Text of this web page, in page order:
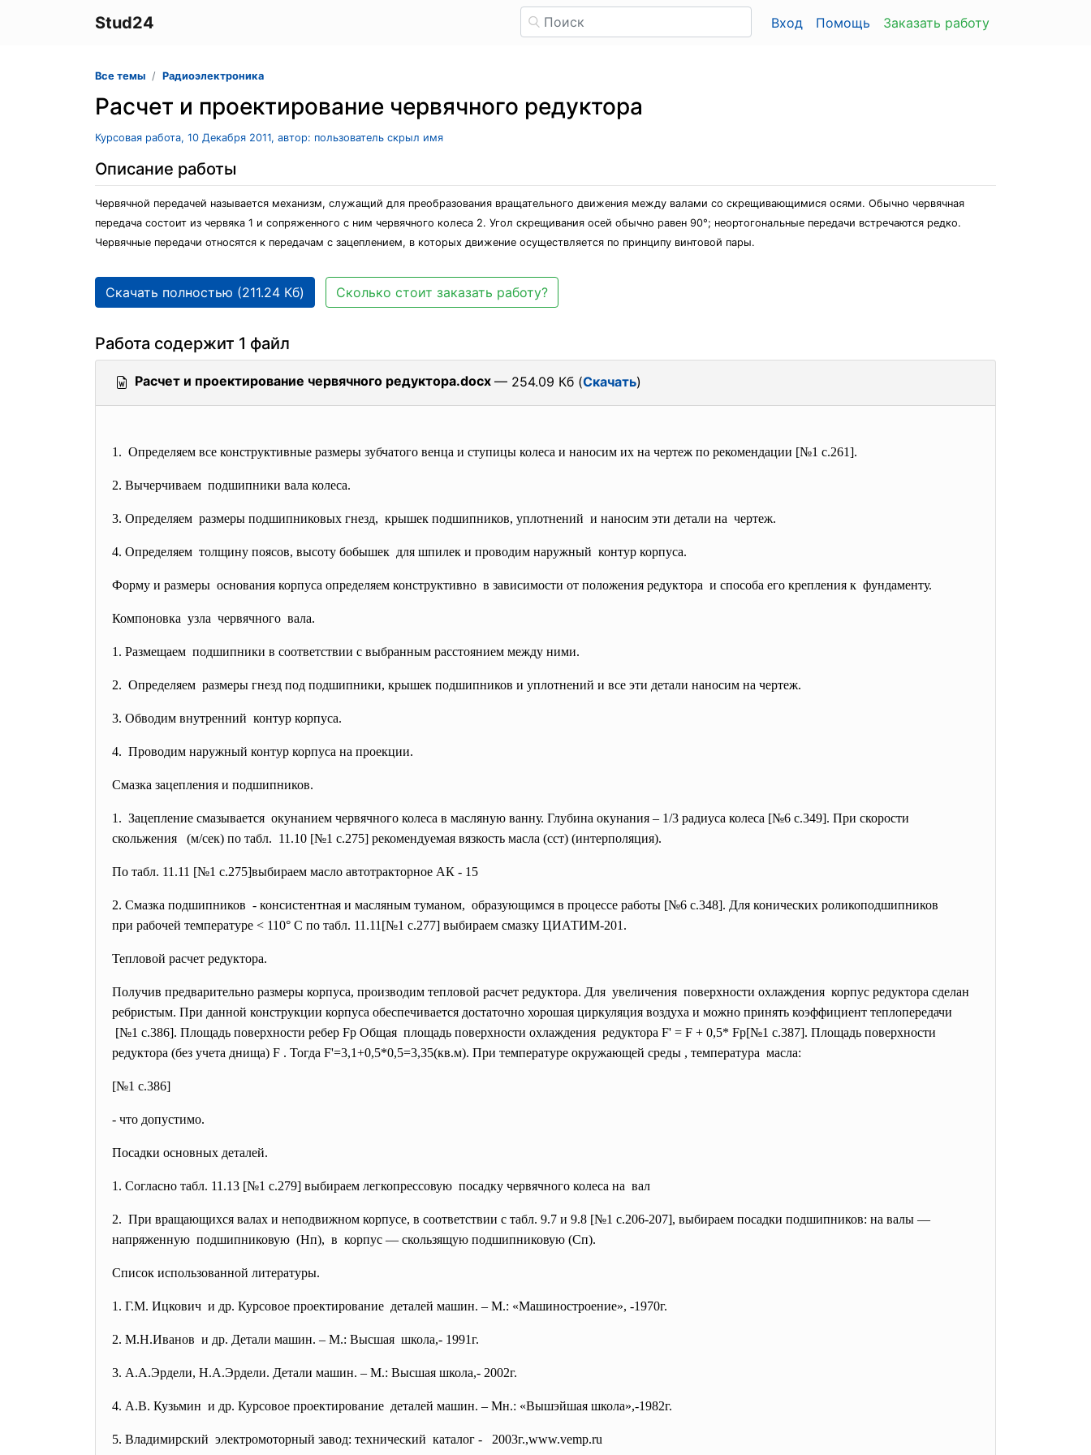
Stud24 Вход Помощь Заказать работу
Все темы Радиоэлектроника
Расчет и проектирование червячного редуктора
Курсовая работа, 10 Декабря 2011, автор: пользователь скрыл имя
Описание работы
Червячной передачей называется механизм, служащий для преобразования вращательного движения между валами со скрещивающимися осями. Обычно червячная
передача состоит из червяка 1 и сопряженного с ним червячного колеса 2. Угол скрещивания осей обычно равен 90°; неортогональные передачи встречаются редко.
Червячные передачи относятся к передачам с зацеплением, в которых движение осуществляется по принципу винтовой пары.
Скачать полностью (211.24 Кб) Сколько стоит заказать работу?
Работа содержит 1 файл
Расчет и проектирование червячного редуктора.docx — 254.09 Кб (Скачать)
1. Определяем все конструктивные размеры зубчатого венца и ступицы колеса и наносим их на чертеж по рекомендации [№1 с.261].
2. Вычерчиваем подшипники вала колеса.
3. Определяем размеры подшипниковых гнезд, крышек подшипников, уплотнений и наносим эти детали на чертеж.
4. Определяем толщину поясов, высоту бобышек для шпилек и проводим наружный контур корпуса.
Форму и размеры основания корпуса определяем конструктивно в зависимости от положения редуктора и способа его крепления к фундаменту.
Компоновка узла червячного вала.
1. Размещаем подшипники в соответствии с выбранным расстоянием между ними.
2. Определяем размеры гнезд под подшипники, крышек подшипников и уплотнений и все эти детали наносим на чертеж.
3. Обводим внутренний контур корпуса.
4. Проводим наружный контур корпуса на проекции.
Смазка зацепления и подшипников.
1. Зацепление смазывается окунанием червячного колеса в масляную ванну. Глубина окунания – 1/3 радиуса колеса [№6 с.349]. При скорости
скольжения (м/сек) по табл. 11.10 [№1 с.275] рекомендуемая вязкость масла (сст) (интерполяция).
По табл. 11.11 [№1 с.275]выбираем масло автотракторное АК - 15
2. Смазка подшипников - консистентная и масляным туманом, образующимся в процессе работы [№6 с.348]. Для конических роликоподшипников
при рабочей температуре < 110° С по табл. 11.11[№1 с.277] выбираем смазку ЦИАТИМ-201.
Тепловой расчет редуктора.
Получив предварительно размеры корпуса, производим тепловой расчет редуктора. Для увеличения поверхности охлаждения корпус редуктора сделан
ребристым. При данной конструкции корпуса обеспечивается достаточно хорошая циркуляция воздуха и можно принять коэффициент теплопередачи
[№1 с.386]. Площадь поверхности ребер Fр Общая площадь поверхности охлаждения редуктора F' = F + 0,5* Fр[№1 с.387]. Площадь поверхности
редуктора (без учета днища) F . Тогда F'=3,1+0,5*0,5=3,35(кв.м). При температуре окружающей среды , температура масла:
[№1 с.386]
- что допустимо.
Посадки основных деталей.
1. Согласно табл. 11.13 [№1 с.279] выбираем легкопрессовую посадку червячного колеса на вал
2. При вращающихся валах и неподвижном корпусе, в соответствии с табл. 9.7 и 9.8 [№1 с.206-207], выбираем посадки подшипников: на валы —
напряженную подшипниковую (Нп), в корпус — скользящую подшипниковую (Сп).
Список использованной литературы.
1. Г.М. Ицкович и др. Курсовое проектирование деталей машин. – М.: «Машиностроение», -1970г.
2. М.Н.Иванов и др. Детали машин. – М.: Высшая школа,- 1991г.
3. А.А.Эрдели, Н.А.Эрдели. Детали машин. – М.: Высшая школа,- 2002г.
4. А.В. Кузьмин и др. Курсовое проектирование деталей машин. – Мн.: «Вышэйшая школа»,-1982г.
5. Владимирский электромоторный завод: технический каталог - 2003г.,www.vemp.ru